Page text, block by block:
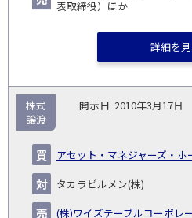
表取締役）ほか
詳細を
2010年3月17日
アセット・マネジャーズ・ホ
タカラビルメン(株)
(株)ワイズテーブルコーポレ
株式
譲渡